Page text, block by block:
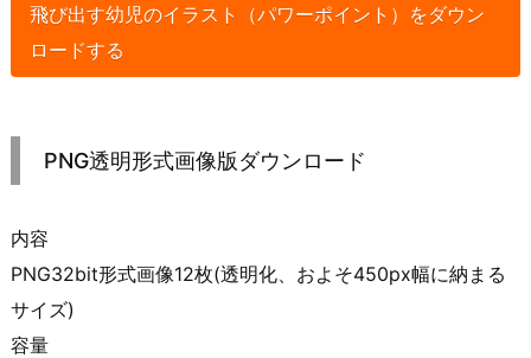
飛び出す幼児のイラスト（パワーポイント）をダウン
ロードする
PNG透明形式画像版ダウンロード
内容
PNG32bit形式画像12枚(透明化、およそ450px幅に納まる
サイズ)
容量